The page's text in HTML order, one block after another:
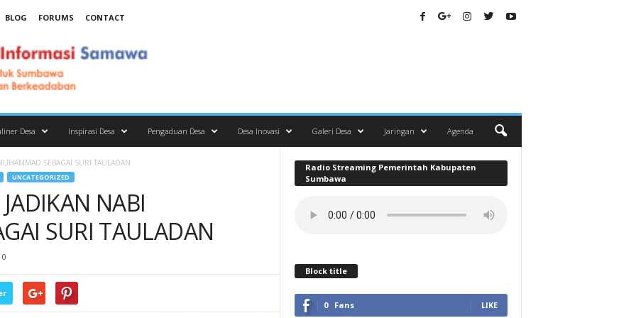
BLOG FORUMS
CONTACT
Desa Inspirasi Desa Pengaduan Desa Desa Inovasi Galeri Desa Jaringan Agenda
SEBAGAI SURI TAULADAN
UNCATEGORIZED
NABI
SURI TAULADAN
0
Radio Streaming Pemerintah Kabupaten
Sumbawa
Block title
0 Fans LIKE